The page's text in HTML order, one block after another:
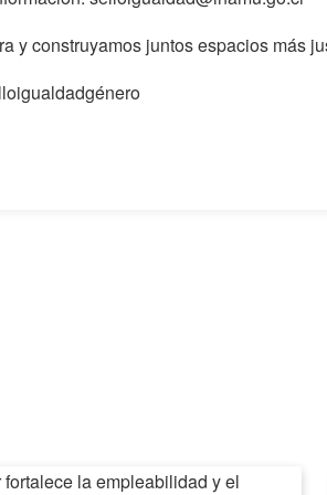
y construyamos juntos espacios más